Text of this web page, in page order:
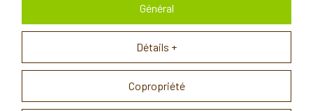
Général
Détails +
Copropriété